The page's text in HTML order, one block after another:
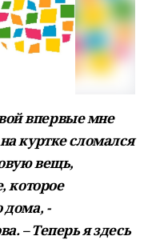
впервые мне
куртке сломался
вещь,
которое
дома, -
– Теперь я здесь